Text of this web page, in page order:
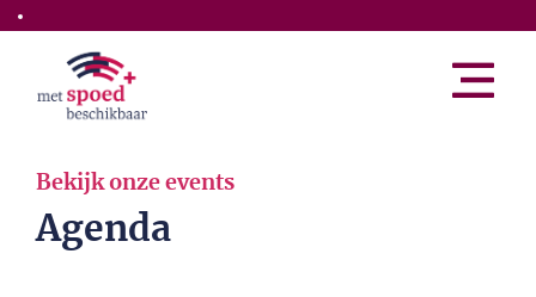
Skip to the main content
Bekijk onze events
Agenda